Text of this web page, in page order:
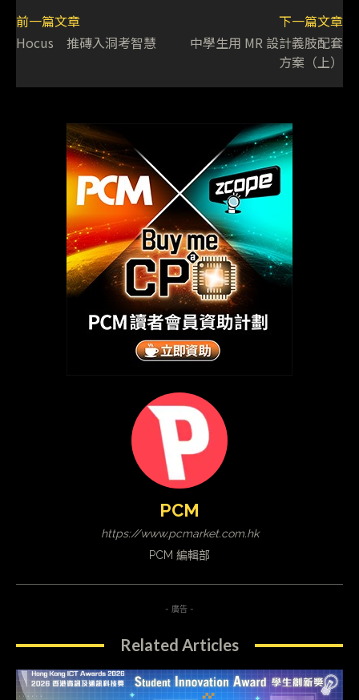
前一篇文章
Hocus 推磚入洞考智慧
下一篇文章
中學生用 MR 設計義肢配套
方案（上）
PCM
https://www.pcmarket.com.hk
PCM 編輯部
- 廣告 -
Related Articles